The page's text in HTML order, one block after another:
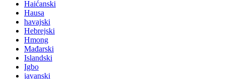
Haićanski
Hausa
havajski
Hebrejski
Hmong
Mađarski
Islandski
Igbo
javanski